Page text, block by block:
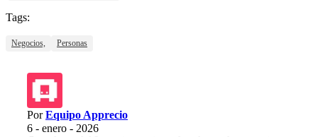
Tags:
Negocios, Personas
PorEquipo Apprecio
6 - enero - 2026